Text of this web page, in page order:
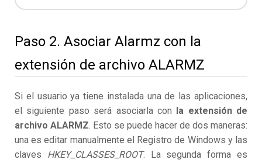
Paso 2. Asociar Alarmz con la
extensión de archivo ALARMZ
Si el usuario ya tiene instalada una de las aplicaciones,
el siguiente paso será asociarla con la extensión de
archivo ALARMZ. Esto se puede hacer de dos maneras:
una es editar manualmente el Registro de Windows y las
claves HKEY_CLASSES_ROOT. La segunda forma es